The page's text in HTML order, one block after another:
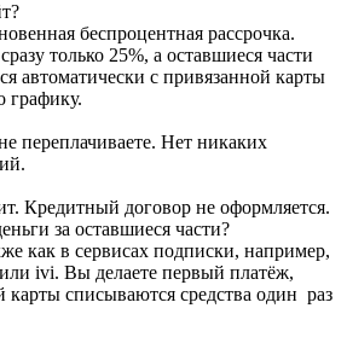
беспроцентная рассрочка.
только 25%, а оставшиеся части
автоматически с привязанной карты
графику.
переплачиваете. Нет никаких
Кредитный договор не оформляется.
за оставшиеся части?
как в сервисах подписки, например,
ivi. Вы делаете первый платёж,
карты списываются средства один раз